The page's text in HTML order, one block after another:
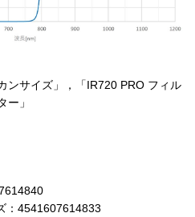
ンサイズ」，「IR720 PRO フィル
ー」
：4541607614833